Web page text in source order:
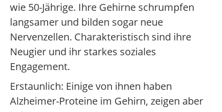
wie 50-Jährige. Ihre Gehirne schrumpfen
langsamer und bilden sogar neue
Nervenzellen. Charakteristisch sind ihre
Neugier und ihr starkes soziales
Engagement.
Erstaunlich: Einige von ihnen haben
Alzheimer-Proteine im Gehirn, zeigen aber